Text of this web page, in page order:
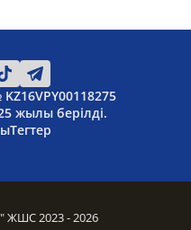
жылы берілді.
Тегтер
ЖШС 2023 - 2026